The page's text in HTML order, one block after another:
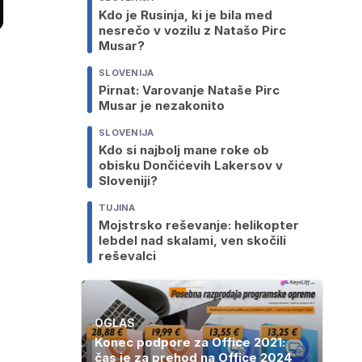
Kdo je Rusinja, ki je bila med
nesrečo v vozilu z Natašo Pirc
Musar?
SLOVENIJA
Pirnat: Varovanje Nataše Pirc
Musar je nezakonito
SLOVENIJA
Kdo si najbolj mane roke ob
obisku Dončićevih Lakersov v
Sloveniji?
TUJINA
Mojstrsko reševanje: helikopter
lebdel nad skalami, ven skočili
reševalci
OGLAS
Konec podpore za Office 2021:
čas je za prehod na Office 2024